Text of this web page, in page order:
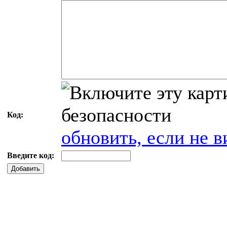
Код:
обновить, если не
Введите код:
Добавить